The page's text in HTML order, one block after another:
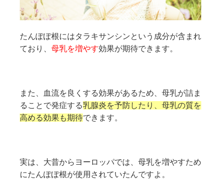
たんぽぽ根にはタラキサンシンという成分が含まれ
ており、 母乳を増やす効果が期待できます。
また、血流を良くする効果があるため、母乳が詰ま
ることで発症する乳腺炎を予防したり、母乳の質を
高める効果も期待できます。
実は、大昔からヨーロッパでは、母乳を増やすため
にたんぽぽ根が使用されていたんですよ。